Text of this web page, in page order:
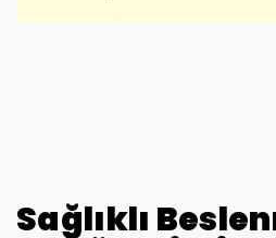
Sağlıklı